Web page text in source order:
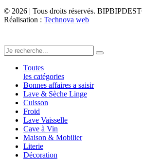
© 2026 | Tous droits réservés.
Réalisation : Technova web
Toutes
les catégories
Bonnes affaires a saisir
Lave & Sèche Linge
Cuisson
Froid
Lave Vaisselle
Cave à Vin
Maison & Mobilier
Literie
Décoration